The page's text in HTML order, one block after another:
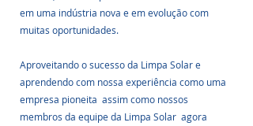
em uma indústria nova e em evolução com
muitas oportunidades.
Aproveitando o sucesso da Limpa Solar e
aprendendo com nossa experiência como uma
empresa pioneita  assim como nossos
membros da equipe da Limpa Solar  agora